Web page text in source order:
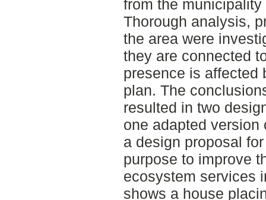
from the
Thorough analysis,
the area were
they are connected
presence is affected
plan. The
resulted in two
one adapted
a design proposal
purpose to improve
ecosystem services
shows a house